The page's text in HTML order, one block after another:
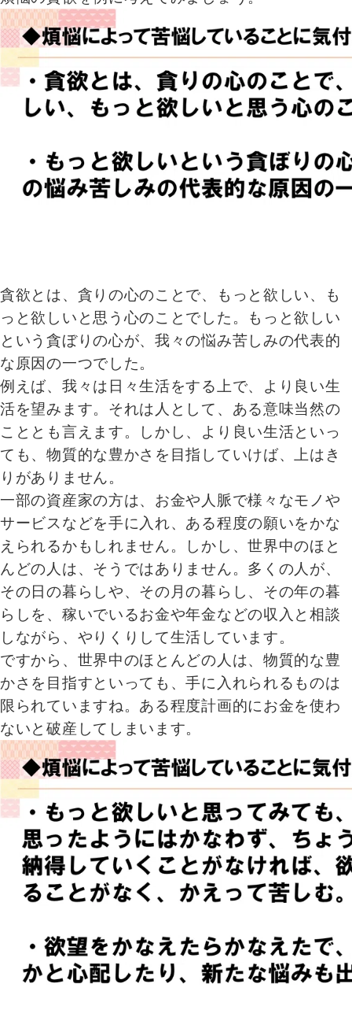
貪欲とは、貪りの心のことで、もっと欲しい、も
っと欲しいと思う心のことでした。もっと欲しい
という貪ぼりの心が、我々の悩み苦しみの代表的
な原因の一つでした。
例えば、我々は日々生活をする上で、より良い生
活を望みます。それは人として、ある意味当然の
こととも言えます。しかし、より良い生活といっ
ても、物質的な豊かさを目指していけば、上はき
りがありません。
一部の資産家の方は、お金や人脈で様々なモノや
サービスなどを手に入れ、ある程度の願いをかな
えられるかもしれません。しかし、世界中のほと
んどの人は、そうではありません。多くの人が、
その日の暮らしや、その月の暮らし、その年の暮
らしを、稼いでいるお金や年金などの収入と相談
しながら、やりくりして生活しています。
ですから、世界中のほとんどの人は、物質的な豊
かさを目指すといっても、手に入れられるものは
限られていますね。ある程度計画的にお金を使わ
ないと破産してしまいます。